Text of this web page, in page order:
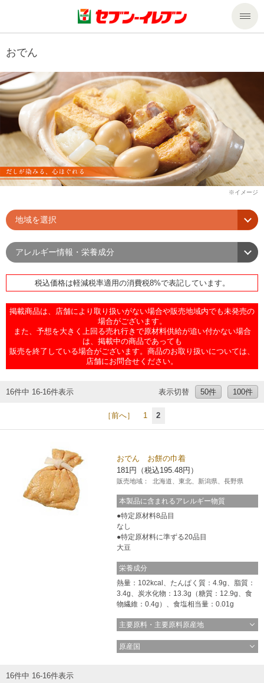
商品のご案内
商品のご案内トップ
今週の新商品
来週の新商品
商品カテゴリ一覧
セブンプレミアム
食の安全・安心への取組み
ギフト
プリペイドカード・金券
ニンテンドー・ダウンロードカード
セール・キャンペーン
サービス
サービストップ
nanacoトップ
マルチコピー機でできること
マルチコピー機でできることトップ
コピー
プリント
スキャン
スポーツ振興くじ
行政サービス
便利なサービス
宅配便
切手・はがき・印紙
レジでApple Accountにチャージ
オンラインフォトサービス
コインランドリー（店舗限定）
自転車シェアリング（店舗限定）
モバイルバッテリーシェアリング（店舗限定）
モバイルWi-Fiバッテリーシェアリング（店舗限定）
チケットサービス
セブンチケット
セブン‐イレブンでお受取り
停電時のサービス停止のお知らせ
企業情報
企業情報トップ
ニュースリリース
ごあいさつ
企業理念
会社概要
貸借対照表・損益計算書
売上高、店舗数推移
セブン‐イレブンの海外事業
データで見るセブン‐イレブン
セブン‐イレブンの「商品力」
私たちの取組み
サステナビリティ
サステナビリティトップ
セブン＆アイ・ホールディングスの重点課題
サステナビリティ活動基本方針
サステナビリティ推進体制
サステナビリティニュース
サステナビリティレポート
報告書ライブラリー
加盟店オーナー募集 物件募集・購入
アルバイト情報 採用情報
店舗検索
ネットショッピング
お問い合わせ
Language
中文[繁體字](服務)
简体中文(服务)
한국어(서비스)
おでん
地域を選択
アレルギー情報・栄養成分
税込価格は軽減税率適用の消費税8%で表記しています。
掲載商品は、店舗により取り扱いがない場合や販売地域内でも未発売の
場合がございます。
また、予想を大きく上回る売れ行きで原材料供給が追い付かない場合
は、掲載中の商品であっても
販売を終了している場合がございます。商品のお取り扱いについては、
店舗にお問合せください。
16件中 16-16件表示 表示切替 50件 100件
［前へ］ 1 2
おでん お餅の巾着
181円（税込195.48円）
販売地域： 北海道、東北、新潟県、長野県
本製品に含まれるアレルギー物質
特定原材料8品目
なし
特定原材料に準ずる20品目
大豆
栄養成分
熱量：102kcal、たんぱく質：4.9g、脂質：
3.4g、炭水化物：13.3g（糖質：12.9g、食
物繊維：0.4g）、食塩相当量：0.01g
主要原料・主要原料原産地
原産国
16件中 16-16件表示